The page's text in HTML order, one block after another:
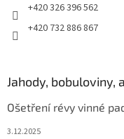
+420 326 396 562
+420 732 886 867
Jahody, bobuloviny,
Ošetření révy vinné
3.12.2025